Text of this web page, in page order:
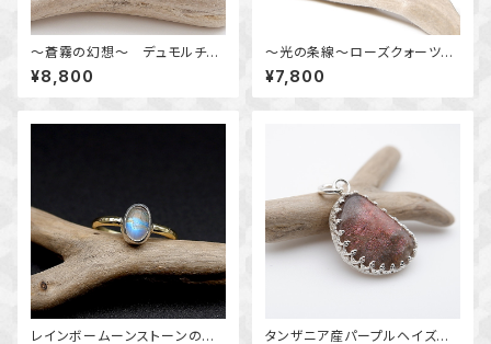
～蒼霧の幻想～ デュモルチェ
ライトインクォーツのリング 12
号 天然石アクセサリー 一点
¥8,800
～光の条線～ローズクォーツの
粒飾りリング 約11.5号 天然石
アクセサリー 指輪 一点物
¥7,800
レインボームーンストーンのリ
タンザニア産パープルヘイズサ